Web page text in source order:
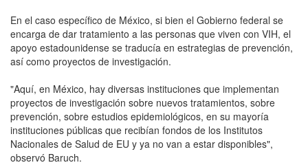
En el caso específico de México, si bien el Gobierno federal se
encarga de dar tratamiento a las personas que viven con VIH, el
apoyo estadounidense se traducía en estrategias de prevención,
así como proyectos de investigación.
"Aquí, en México, hay diversas instituciones que implementan
proyectos de investigación sobre nuevos tratamientos, sobre
prevención, sobre estudios epidemiológicos, en su mayoría
instituciones públicas que recibían fondos de los Institutos
Nacionales de Salud de EU y ya no van a estar disponibles",
observó Baruch.